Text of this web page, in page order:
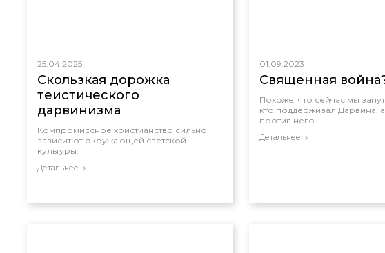
25.04.2025
Скользкая дорожка
теистического
дарвинизма
Компромиссное христианство сильно
зависит от окружающей светской
культуры.
Детальнее
01.09.2023
Священная
Похоже, что сейчас мы
кто поддерживал Дарвина,
против него
Детальнее